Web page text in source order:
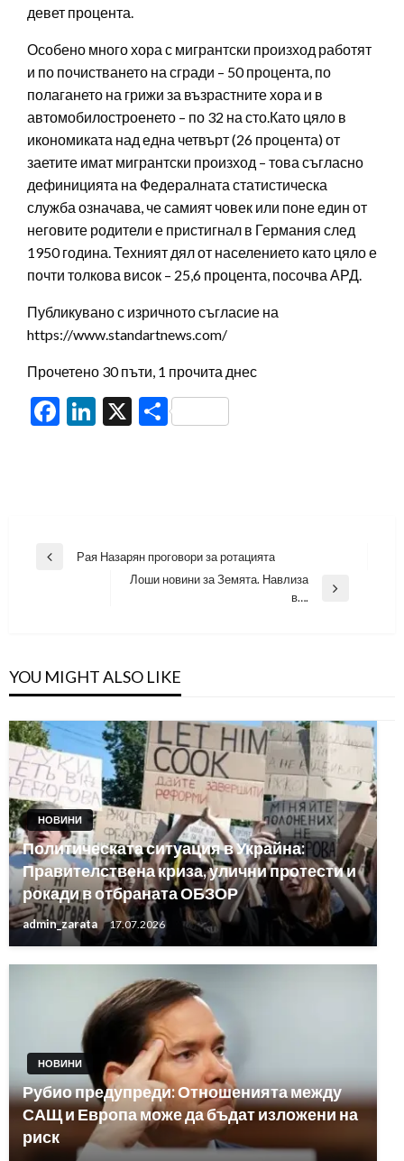
девет процента.
Особено много хора с мигрантски произход работят
и по почистването на сгради – 50 процента, по
полагането на грижи за възрастните хора и в
автомобилостроенето – по 32 на сто.Като цяло в
икономиката над една четвърт (26 процента) от
заетите имат мигрантски произход – това съгласно
дефиницията на Федералната статистическа
служба означава, че самият човек или поне един от
неговите родители е пристигнал в Германия след
1950 година. Техният дял от населението като цяло е
почти толкова висок – 25,6 процента, посочва АРД.
Публикувано с изричното съгласие на
https://www.standartnews.com/
Прочетено 30 пъти, 1 прочита днес
Facebook
LinkedIn
X Share
Навигация
Previous
Рая Назарян проговори за ротацията
Лоши новини за Земята. Навлиза
в….
YOU MIGHT ALSO LIKE
НОВИНИ
Политическата ситуация в Украйна:
Правителствена криза, улични протести и
рокади в отбраната ОБЗОР
admin_zarata 17.07.2026
НОВИНИ
Рубио предупреди: Отношенията между
САЩ и Европа може да бъдат изложени на
риск